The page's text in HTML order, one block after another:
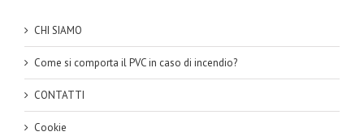
CHI SIAMO
Come si comporta il PVC in caso di incendio?
CONTATTI
Cookie